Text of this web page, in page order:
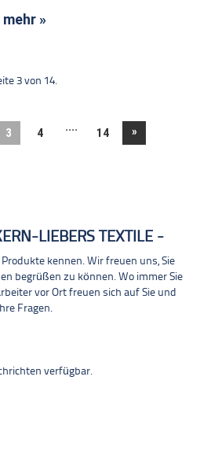
mehr »
3 von 14.
3 4 .... 14 »
LIEBERS TEXTILE
kennen. Wir freuen uns, Sie
begrüßen zu können. Wo immer Sie
vor Ort freuen sich auf Sie und
Ihre Fragen.
verfügbar.